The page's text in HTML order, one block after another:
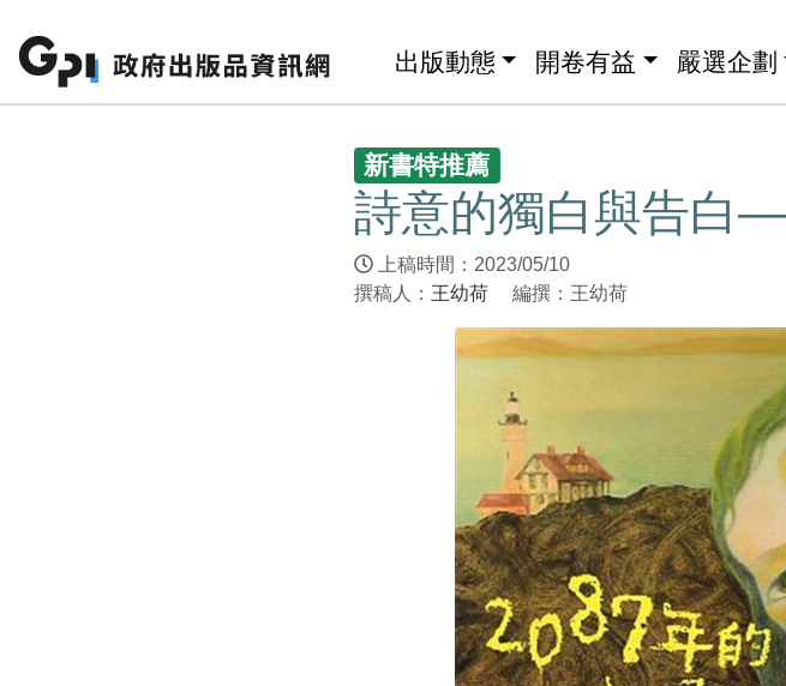
出版動態 開卷有益 嚴選企劃
新書特推薦
詩意的獨白與告白
上稿時間：2023/05/10
撰稿人： 王幼荷 編撰：王幼荷